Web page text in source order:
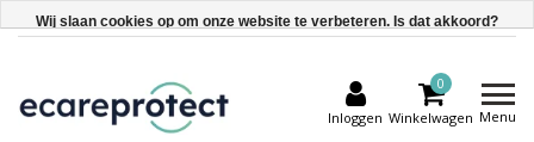
Inloggen
0
Winkelwagen Menu
Wij slaan cookies op om onze website te verbeteren. Is dat akkoord?